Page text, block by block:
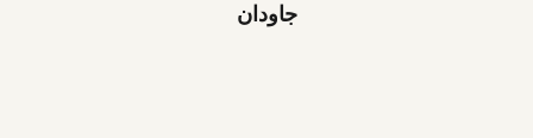
جاودان